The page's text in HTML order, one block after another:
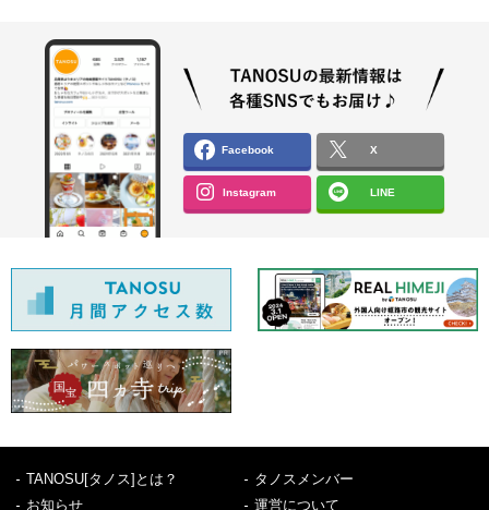
Facebook X
Instagram LINE
TANOSU[タノス]とは？
タノスメンバー
お知らせ
運営について